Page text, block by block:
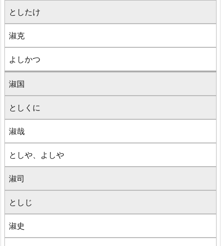
としたけ
淑克
よしかつ
淑国
としくに
淑哉
としや、よしや
淑司
としじ
淑史